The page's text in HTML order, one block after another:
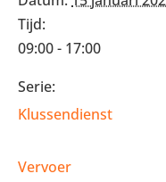
Tijd:
09:00 - 17:00
Serie:
Klussendienst
Vervoer